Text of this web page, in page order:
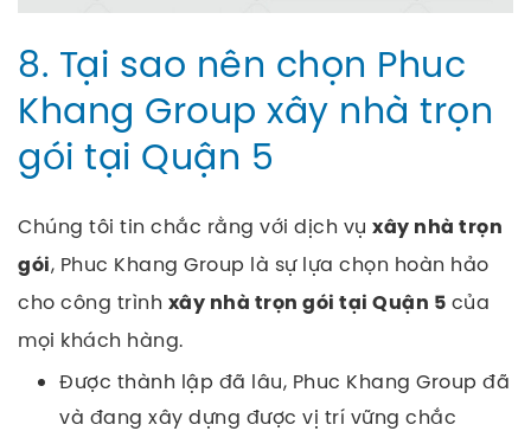
8. Tại sao nên chọn Phuc
Khang Group xây nhà trọn
gói tại Quận 5
Chúng tôi tin chắc rằng với dịch vụ xây nhà trọn
gói, Phuc Khang Group là sự lựa chọn hoàn hảo
cho công trình xây nhà trọn gói tại Quận 5 của
mọi khách hàng.
Được thành lập đã lâu, Phuc Khang Group đã
và đang xây dựng được vị trí vững chắc